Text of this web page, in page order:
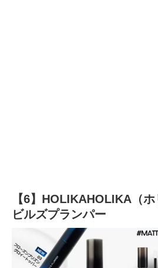
【6】HOLIKAHOLIKA（
ビルズプランパー